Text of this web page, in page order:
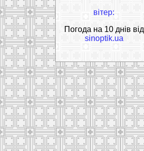
вітер:
Погода на 10 днів від
sinoptik.ua